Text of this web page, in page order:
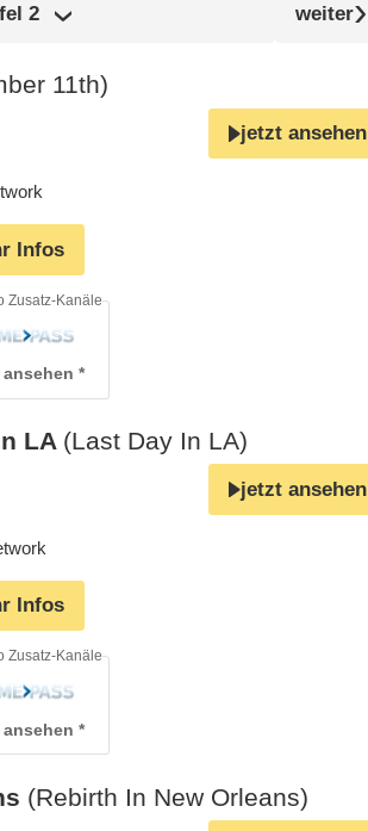
2
11th)
jetzt ansehen
Infos
Zusatz-Kanäle
LA (Last Day In LA)
jetzt ansehen
Infos
Zusatz-Kanäle
(Rebirth In New Orleans)